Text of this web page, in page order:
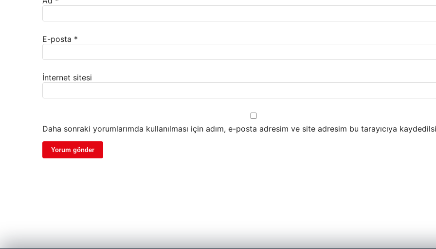
E-posta *
İnternet sitesi
Daha sonraki yorumlarımda kullanılması için adım, e-posta adresim ve site adresim bu tarayıcıya